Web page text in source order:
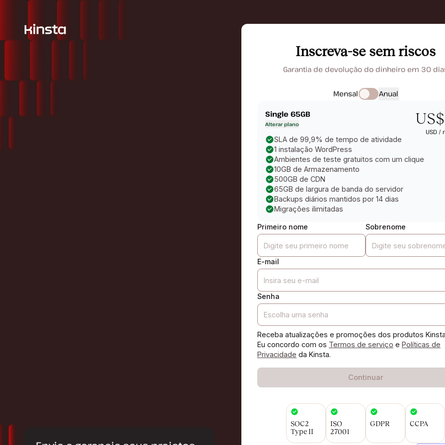
Inscreva-se sem riscos
Garantia de devolução do dinheiro em 30
Mensal Anual
Single 65GB
Alterar plano
USD /
SLA de 99,9% de tempo de atividade
1 instalação WordPress
Ambientes de teste gratuitos com um clique
10GB de Armazenamento
500GB de CDN
65GB de largura de banda do servidor
Backups diários mantidos por 14 dias
Migrações ilimitadas
Primeiro nome Sobrenome
E-mail
Senha
Receba atualizações e promoções dos produtos
Eu concordo com os Termos de serviço e Políticas de
Privacidade da Kinsta.
Continuar
SOC2
Type II
ISO
27001
GDPR CCPA